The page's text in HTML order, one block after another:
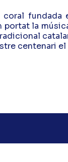
fundada
la
centenari el